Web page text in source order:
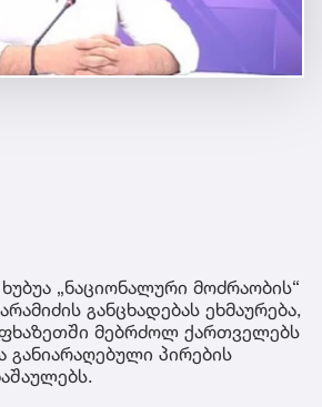
„ნაციონალური მოძრაობის“
განცხადებას ეხმაურება,
მებრძოლ ქართველებს
პირების